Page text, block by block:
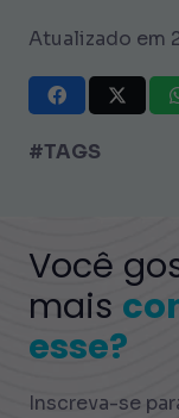
Atualizado em
#TAGS
Você
mais
esse?
Inscreva-se